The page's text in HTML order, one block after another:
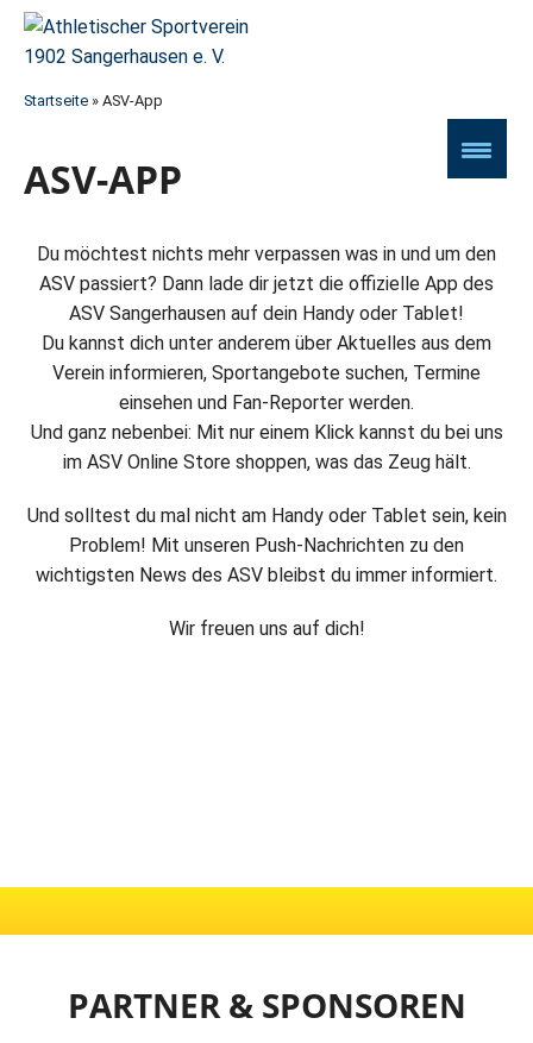
Startseite » ASV-App
ASV-APP
Du möchtest nichts mehr verpassen was in und um den
ASV passiert? Dann lade dir jetzt die offizielle App des
ASV Sangerhausen auf dein Handy oder Tablet!
Du kannst dich unter anderem über Aktuelles aus dem
Verein informieren, Sportangebote suchen, Termine
einsehen und Fan-Reporter werden.
Und ganz nebenbei: Mit nur einem Klick kannst du bei uns
im ASV Online Store shoppen, was das Zeug hält.
Und solltest du mal nicht am Handy oder Tablet sein, kein
Problem! Mit unseren Push-Nachrichten zu den
wichtigsten News des ASV bleibst du immer informiert.
Wir freuen uns auf dich!
PARTNER & SPONSOREN